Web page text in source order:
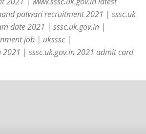
patwari recruitment 2021 | sssc.uk
date 2021 | sssc.uk.gov.in |
job | uksssc |
2021 | sssc.uk.gov.in 2021 admit card